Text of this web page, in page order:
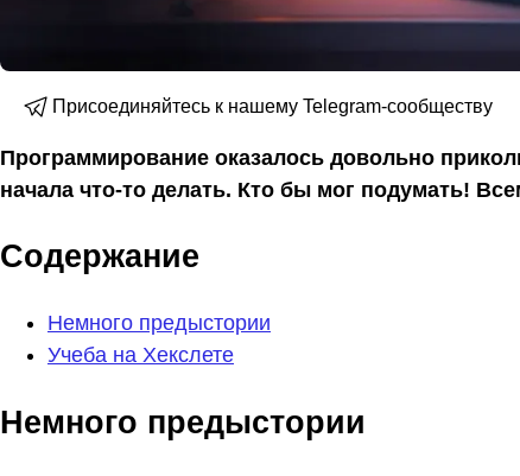
Присоединяйтесь к нашему Telegram-сообществу
Программирование оказалось довольно
начала что-то делать. Кто бы мог подумать!
Содержание
Немного предыстории
Учеба на Хекслете
Немного предыстории